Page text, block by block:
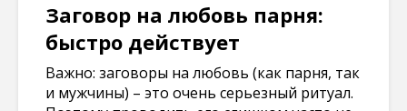
Заговор на любовь парня:
быстро действует
Важно: заговоры на любовь (как парня, так
и мужчины) – это очень серьезный ритуал.